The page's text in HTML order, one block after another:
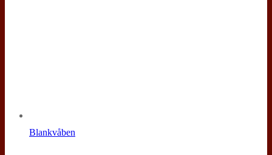
Blankvåben